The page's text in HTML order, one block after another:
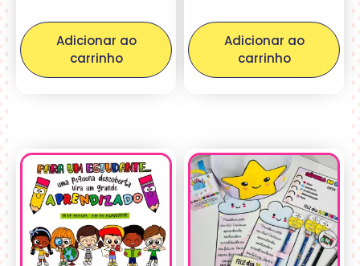
Adicionar ao
carrinho
Adicionar ao
carrinho